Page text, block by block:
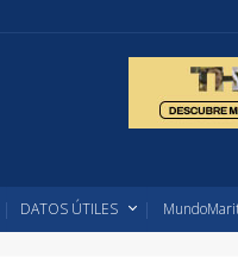
DATOS ÚTILES